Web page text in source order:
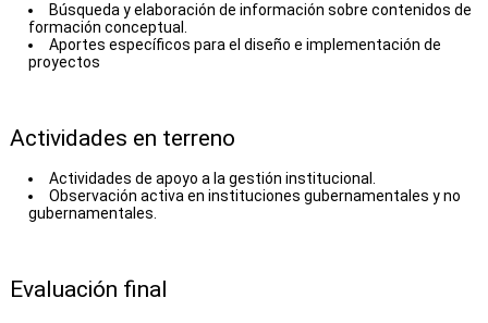
Búsqueda y elaboración de información sobre contenidos de
formación conceptual.
Aportes específicos para el diseño e implementación de
proyectos
Actividades en terreno
Actividades de apoyo a la gestión institucional.
Observación activa en instituciones gubernamentales y no
gubernamentales.
Evaluación final